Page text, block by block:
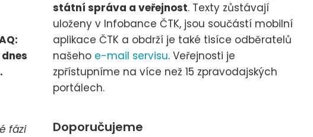
fázi
státní správa a veřejnost. Texty zůstávají
uloženy v Infobance ČTK, jsou součástí mobilní
aplikace ČTK a obdrží je také tisíce odběratelů
našeho e-mail servisu. Veřejnosti je
zpřístupníme na více než 15 zpravodajských
portálech.
Doporučujeme